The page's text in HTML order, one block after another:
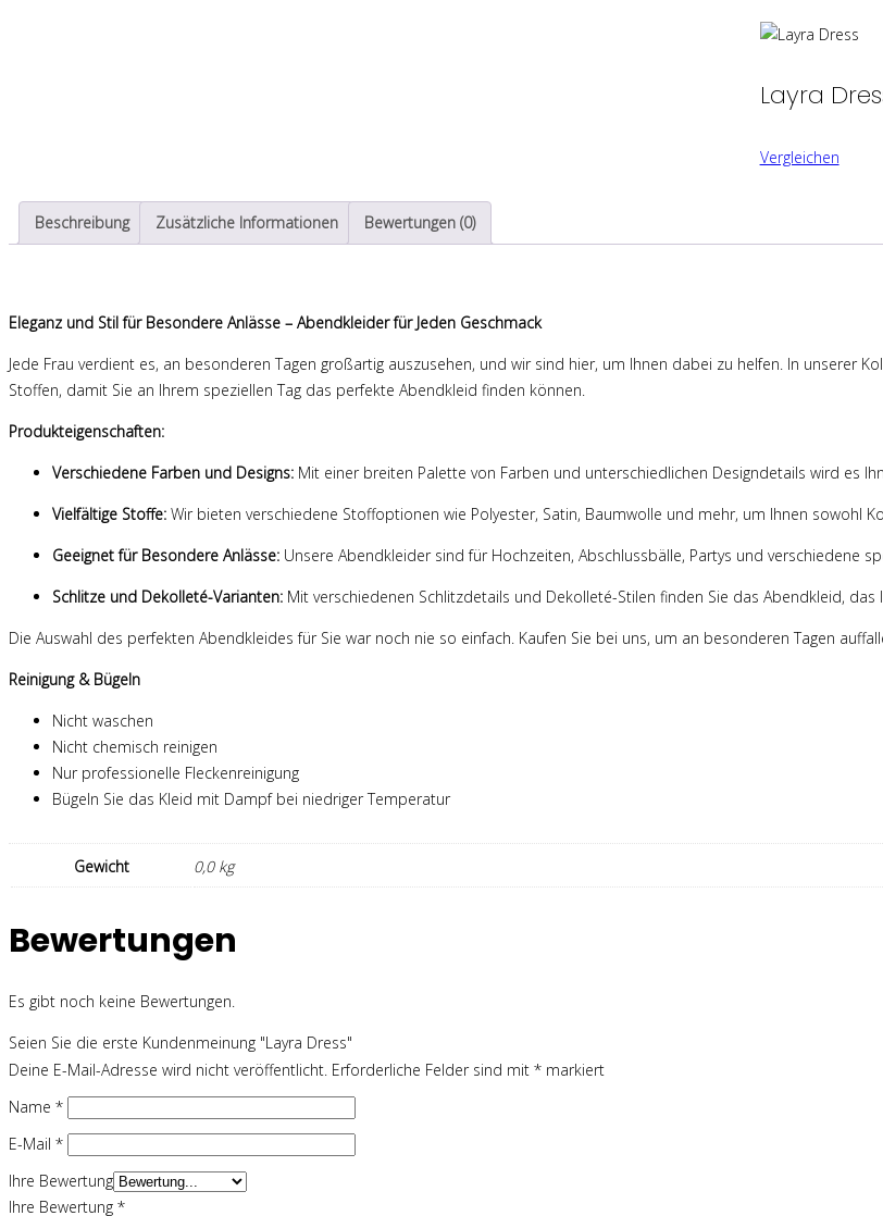
Layra
Vergleichen
Beschreibung Zusätzliche Informationen Bewertungen (0)
Eleganz und Stil für Besondere Anlässe – Abendkleider für Jeden Geschmack
Jede Frau verdient es, an besonderen Tagen großartig auszusehen, und wir sind hier, um Ihnen dabei zu helfen. In unserer
Stoffen, damit Sie an Ihrem speziellen Tag das perfekte Abendkleid finden können.
Produkteigenschaften:
Verschiedene Farben und Designs: Mit einer breiten Palette von Farben und unterschiedlichen Designdetails wird es
Vielfältige Stoffe: Wir bieten verschiedene Stoffoptionen wie Polyester, Satin, Baumwolle und mehr, um Ihnen sowohl
Geeignet für Besondere Anlässe: Unsere Abendkleider sind für Hochzeiten, Abschlussbälle, Partys und verschiedene
Schlitze und Dekolleté-Varianten: Mit verschiedenen Schlitzdetails und Dekolleté-Stilen finden Sie das Abendkleid,
Die Auswahl des perfekten Abendkleides für Sie war noch nie so einfach. Kaufen Sie bei uns, um an besonderen Tagen
Reinigung & Bügeln
Nicht waschen
Nicht chemisch reinigen
Nur professionelle Fleckenreinigung
Bügeln Sie das Kleid mit Dampf bei niedriger Temperatur
Gewicht 0,0 kg
Bewertungen
Es gibt noch keine Bewertungen.
Seien Sie die erste Kundenmeinung "Layra Dress"
Deine E-Mail-Adresse wird nicht veröffentlicht. Erforderliche Felder sind mit * markiert
Name *
E-Mail *
Ihre Bewertung
Ihre Bewertung *